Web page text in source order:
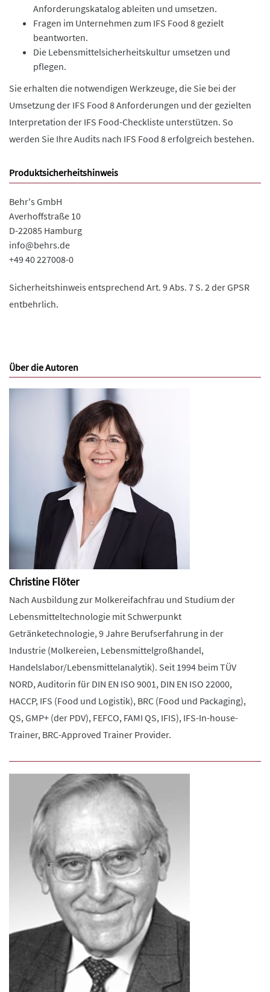
Anforderungskatalog ableiten und umsetzen.
Fragen im Unternehmen zum IFS Food 8 gezielt
beantworten.
Die Lebensmittelsicherheitskultur umsetzen und
pflegen.
Sie erhalten die notwendigen Werkzeuge, die Sie bei der
Umsetzung der IFS Food 8 Anforderungen und der gezielten
Interpretation der IFS Food-Checkliste unterstützen. So
werden Sie Ihre Audits nach IFS Food 8 erfolgreich bestehen.
Produktsicherheitshinweis
Behr's GmbH
Averhoffstraße 10
D-22085 Hamburg
info@behrs.de
+49 40 227008-0
Sicherheitshinweis entsprechend Art. 9 Abs. 7 S. 2 der GPSR
entbehrlich.
Über die Autoren
Christine Flöter
Nach Ausbildung zur Molkereifachfrau und Studium der
Lebensmitteltechnologie mit Schwerpunkt
Getränketechnologie, 9 Jahre Berufserfahrung in der
Industrie (Molkereien, Lebensmittelgroßhandel,
Handelslabor/Lebensmittelanalytik). Seit 1994 beim TÜV
NORD, Auditorin für DIN EN ISO 9001, DIN EN ISO 22000,
HACCP, IFS (Food und Logistik), BRC (Food und Packaging),
QS, GMP+ (der PDV), FEFCO, FAMI QS, IFIS), IFS-In-house-
Trainer, BRC-Approved Trainer Provider.